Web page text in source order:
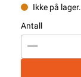
Ikke på lager.
Antall